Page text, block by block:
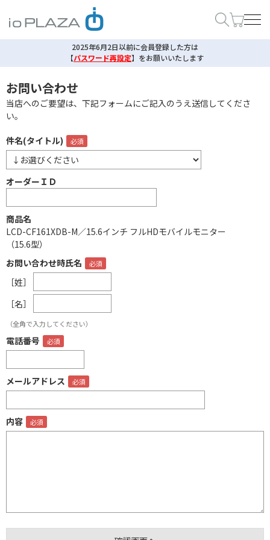
2025年6月2日以前に会員登録した方は
【パスワード再設定】 をお願いいたします
お問い合わせ
当店へのご要望は、下記フォームにご記入のうえ送信してくださ
い。
件名(タイトル)
オーダーＩＤ
商品名
LCD-CF161XDB-M／15.6インチ フルHDモバイルモニター
（15.6型）
お問い合わせ時氏名
［姓］
［名］
（全角で入力してください）
電話番号
メールアドレス
内容